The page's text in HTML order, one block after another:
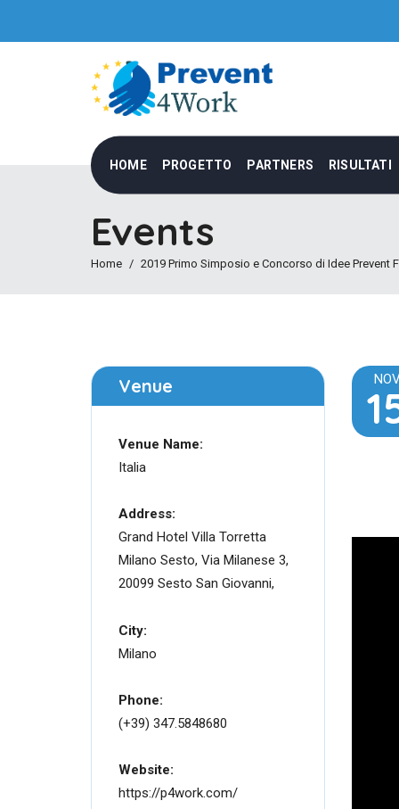
HOME PROGETTO PARTNERS RISULTATI
Events
Home 2019 Primo Simposio e Concorso di Idee Prevent
Venue
Venue Name:
Italia
Address:
Grand Hotel Villa Torretta
Milano Sesto, Via Milanese 3,
20099 Sesto San Giovanni,
City:
Milano
Phone:
(+39) 347.5848680
Website:
https://p4work.com/